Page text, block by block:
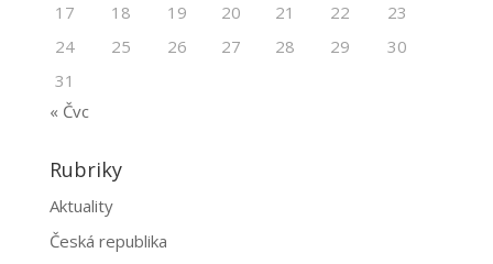
17
18 19 20 21 22
23
24
25 26 27 28 29
30
31
« Čvc
Rubriky
Aktuality
Česká republika